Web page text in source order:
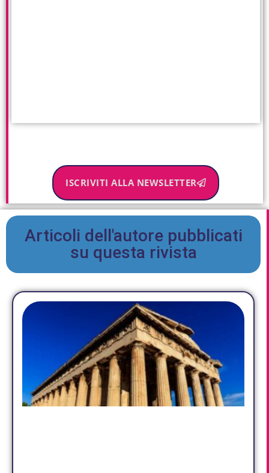
ISCRIVITI ALLA NEWSLETTER
Articoli dell'autore pubblicati
su questa rivista